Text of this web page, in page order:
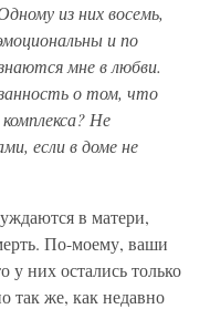
из них восемь,
и по
мне в любви.
о том, что
Не
если в доме не
в матери,
По-моему, ваши
у них остались только
так же, как недавно